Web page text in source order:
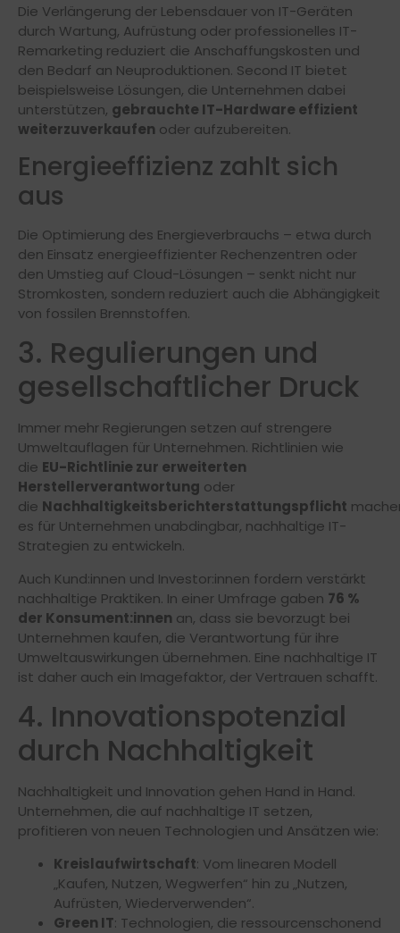
Die Verlängerung der Lebensdauer von IT-Geräten
durch Wartung, Aufrüstung oder professionelles IT-
Remarketing reduziert die Anschaffungskosten und
den Bedarf an Neuproduktionen. Second IT bietet
beispielsweise Lösungen, die Unternehmen dabei
unterstützen, gebrauchte IT-Hardware effizient
weiterzuverkaufen oder aufzubereiten.
Energieeffizienz zahlt sich
aus
Die Optimierung des Energieverbrauchs – etwa durch
den Einsatz energieeffizienter Rechenzentren oder
den Umstieg auf Cloud-Lösungen – senkt nicht nur
Stromkosten, sondern reduziert auch die Abhängigkeit
von fossilen Brennstoffen.
3. Regulierungen und
gesellschaftlicher Druck
Immer mehr Regierungen setzen auf strengere
Umweltauflagen für Unternehmen. Richtlinien wie
die EU-Richtlinie zur erweiterten
Herstellerverantwortung oder
die Nachhaltigkeitsberichterstattungspflicht
es für Unternehmen unabdingbar, nachhaltige IT-
Strategien zu entwickeln.
Auch Kund:innen und Investor:innen fordern verstärkt
nachhaltige Praktiken. In einer Umfrage gaben 76 %
der Konsument:innen an, dass sie bevorzugt bei
Unternehmen kaufen, die Verantwortung für ihre
Umweltauswirkungen übernehmen. Eine nachhaltige IT
ist daher auch ein Imagefaktor, der Vertrauen schafft.
4. Innovationspotenzial
durch Nachhaltigkeit
Nachhaltigkeit und Innovation gehen Hand in Hand.
Unternehmen, die auf nachhaltige IT setzen,
profitieren von neuen Technologien und Ansätzen wie:
Kreislaufwirtschaft: Vom linearen Modell
„Kaufen, Nutzen, Wegwerfen“ hin zu „Nutzen,
Aufrüsten, Wiederverwenden“.
Green IT: Technologien, die ressourcenschonend